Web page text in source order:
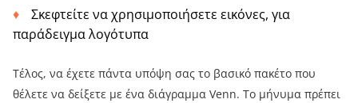
Σκεφτείτε να χρησιμοποιήσετε εικόνες, για
παράδειγμα λογότυπα
Τέλος, να έχετε πάντα υπόψη σας το βασικό πακέτο που
θέλετε να δείξετε με ένα διάγραμμα Venn. Το μήνυμα πρέπει